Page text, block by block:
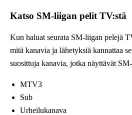
Katso SM-liigan pelit TV:stä
Kun haluat seurata SM-liigan pelejä
mitä kanavia ja lähetyksiä kannattaa
suosittuja kanavia, jotka näyttävät
MTV3
Sub
Urheilukanava